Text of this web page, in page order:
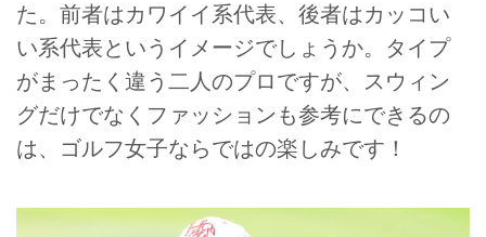
た。前者はカワイイ系代表、後者はカッコい
い系代表というイメージでしょうか。タイプ
がまったく違う二人のプロですが、スウィン
グだけでなくファッションも参考にできるの
は、ゴルフ女子ならではの楽しみです！